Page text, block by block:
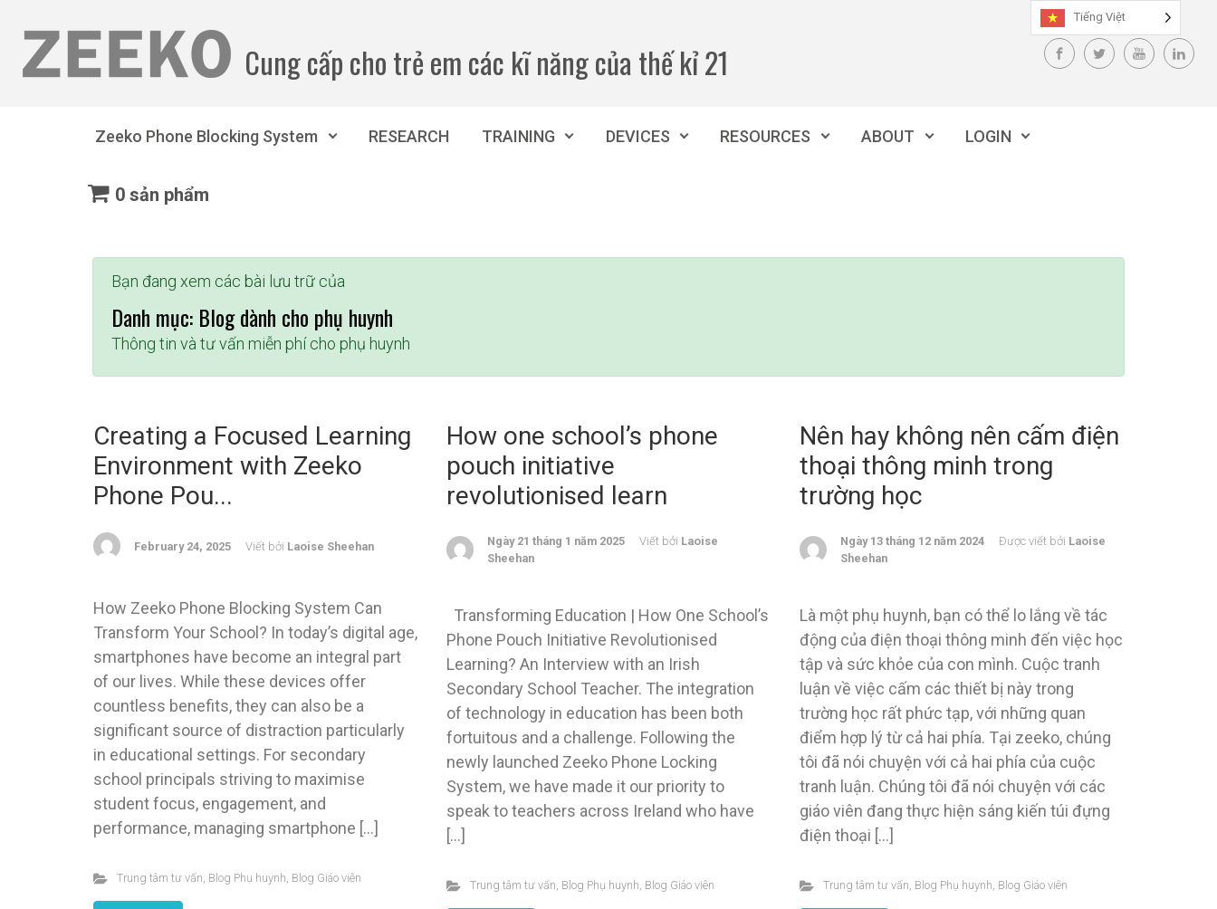
Cung cấp cho trẻ em các kĩ năng của thế kỉ 21
Zeeko Phone Blocking System RESEARCH TRAINING DEVICES RESOURCES ABOUT LOGIN
0 sản phẩm
Bạn đang xem các bài lưu trữ của
Danh mục: Blog dành cho phụ huynh
Thông tin và tư vấn miễn phí cho phụ huynh
Creating a Focused Learning
Environment with Zeeko
Phone Pou...
February 24, 2025 Viết bởi Laoise Sheehan
How Zeeko Phone Blocking System Can
Transform Your School? In today’s digital age,
smartphones have become an integral part
of our lives. While these devices offer
countless benefits, they can also be a
significant source of distraction particularly
in educational settings. For secondary
school principals striving to maximise
student focus, engagement, and
performance, managing smartphone […]
Trung tâm tư vấn, Blog Phụ huynh, Blog Giáo viên
How one school’s phone
pouch initiative
revolutionised learn
Ngày 21 tháng 1 năm 2025 Viết bởi Laoise
Sheehan
Transforming Education | How One School’s
Phone Pouch Initiative Revolutionised
Learning? An Interview with an Irish
Secondary School Teacher. The integration
of technology in education has been both
fortuitous and a challenge. Following the
newly launched Zeeko Phone Locking
System, we have made it our priority to
speak to teachers across Ireland who have
[…]
Trung tâm tư vấn, Blog Phụ huynh, Blog Giáo viên
Nên hay không nên cấm điện
thoại thông minh trong
trường học
Ngày 13 tháng 12 năm 2024 Được viết bởi Laoise
Sheehan
Là một phụ huynh, bạn có thể lo lắng về tác
động của điện thoại thông minh đến việc học
tập và sức khỏe của con mình. Cuộc tranh
luận về việc cấm các thiết bị này trong
trường học rất phức tạp, với những quan
điểm hợp lý từ cả hai phía. Tại zeeko, chúng
tôi đã nói chuyện với cả hai phía của cuộc
tranh luận. Chúng tôi đã nói chuyện với các
giáo viên đang thực hiện sáng kiến túi đựng
điện thoại […]
Trung tâm tư vấn, Blog Phụ huynh, Blog Giáo viên
Tiếng Việt